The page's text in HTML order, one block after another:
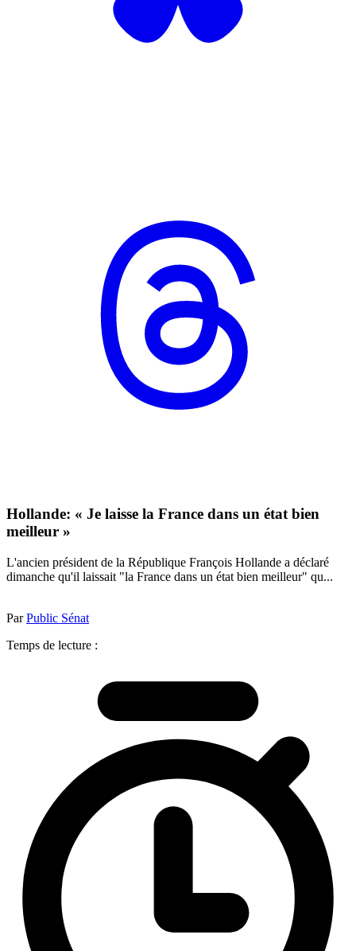
Hollande: « Je laisse la France dans un état bien
meilleur »
L'ancien président de la République François Hollande a déclaré
dimanche qu'il laissait "la France dans un état bien meilleur" qu...
ParPublic Sénat
Temps de lecture :